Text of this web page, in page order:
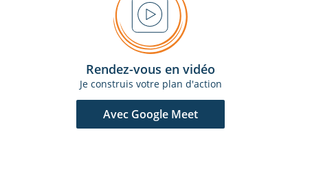
Rendez-vous en vidéo
Je construis votre plan d'action
Avec Google Meet